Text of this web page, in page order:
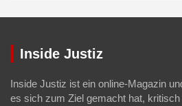
Inside Justiz
Inside Justiz ist ein online-Magazin
es sich zum Ziel gemacht hat,